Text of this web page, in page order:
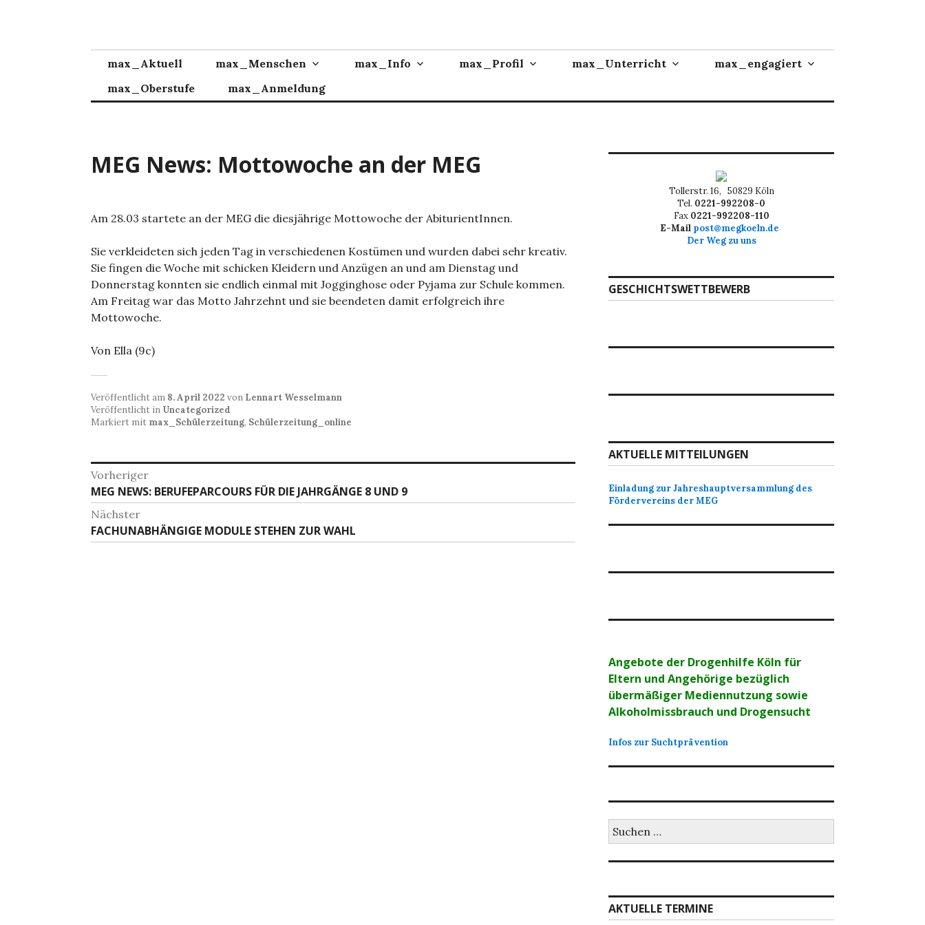
max_Aktuell
max_Menschen max_Info max_Profil max_Unterricht
max_engagiert
max_Oberstufe
max_Anmeldung
MEG News: Mottowoche an der MEG
Am 28.03 startete an der MEG die diesjährige Mottowoche der AbiturientInnen.
Sie verkleideten sich jeden Tag in verschiedenen Kostümen und wurden dabei sehr kreativ.
Sie fingen die Woche mit schicken Kleidern und Anzügen an und am Dienstag und
Donnerstag konnten sie endlich einmal mit Jogginghose oder Pyjama zur Schule kommen.
Am Freitag war das Motto Jahrzehnt und sie beendeten damit erfolgreich ihre
Mottowoche.
Von Ella (9c)
Veröffentlicht am 8. April 2022 von Lennart Wesselmann
Veröffentlicht in Uncategorized
Markiert mit max_Schülerzeitung, Schülerzeitung_online
Beitragsnavigation
Vorheriger
Vorheriger
Beitrag:
MEG NEWS: BERUFEPARCOURS FÜR DIE JAHRGÄNGE 8 UND 9
Nächster
Nächster
Beitrag:
FACHUNABHÄNGIGE MODULE STEHEN ZUR WAHL
Tollerstr. 16, 50829 Köln
Tel. 0221-992208-0
Fax 0221-992208-110
E-Mail post@megkoeln.de
Der Weg zu uns
GESCHICHTSWETTBEWERB
AKTUELLE MITTEILUNGEN
Einladung zur Jahreshauptversammlung des
Fördervereins der MEG
Angebote der Drogenhilfe Köln für
Eltern und Angehörige bezüglich
übermäßiger Mediennutzung sowie
Alkoholmissbrauch und Drogensucht
Infos zur Suchtprävention
nach:
AKTUELLE TERMINE